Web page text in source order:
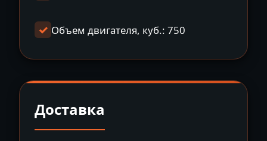
Объем двигателя, куб.: 750
Доставка